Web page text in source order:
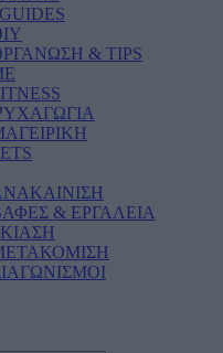
& TIPS
& ΕΡΓΑΛΕΙΑ